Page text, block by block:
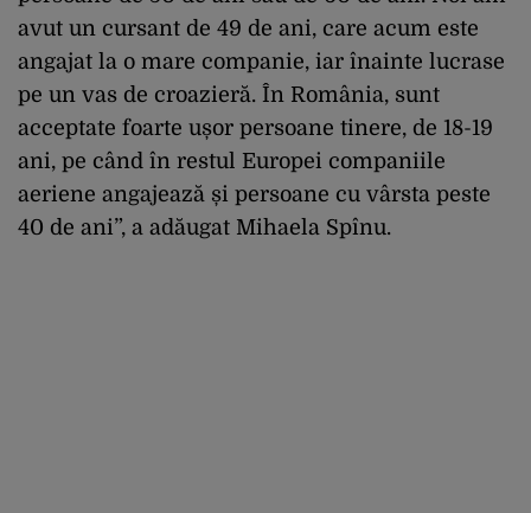
avut un cursant de 49 de ani, care acum este
angajat la o mare companie, iar înainte lucrase
pe un vas de croazieră. În România, sunt
acceptate foarte ușor persoane tinere, de 18-19
ani, pe când în restul Europei companiile
aeriene angajează și persoane cu vârsta peste
40 de ani”, a adăugat Mihaela Spînu.